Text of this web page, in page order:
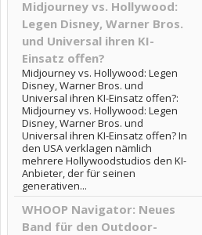
Midjourney vs. Hollywood:
Legen Disney, Warner Bros.
und Universal ihren KI-
Einsatz offen?
Midjourney vs. Hollywood: Legen
Disney, Warner Bros. und
Universal ihren KI-Einsatz offen?:
Midjourney vs. Hollywood: Legen
Disney, Warner Bros. und
Universal ihren KI-Einsatz offen? In
den USA verklagen nämlich
mehrere Hollywoodstudios den KI-
Anbieter, der für seinen
generativen...
WHOOP Navigator: Neues
Band für den Outdoor-